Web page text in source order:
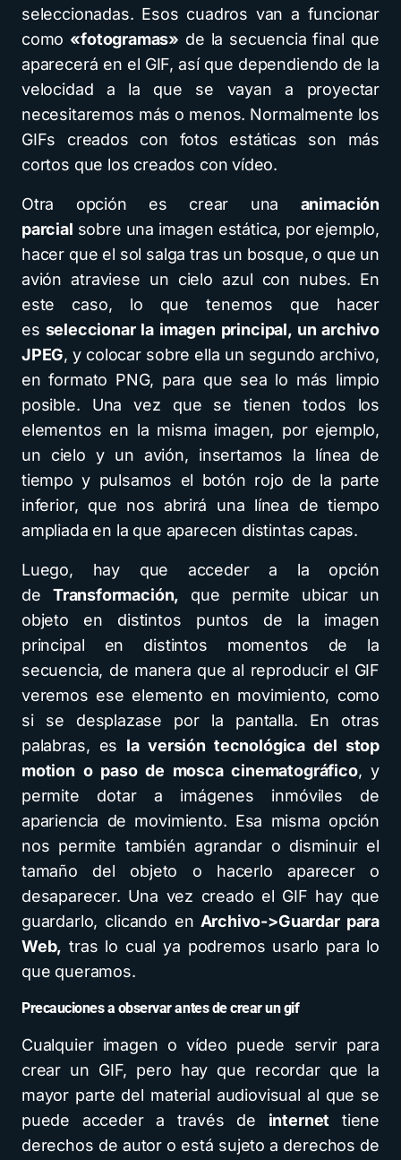
seleccionadas. Esos cuadros van a funcionar
como «fotogramas» de la secuencia final que
aparecerá en el GIF, así que dependiendo de la
velocidad a la que se vayan a proyectar
necesitaremos más o menos. Normalmente los
GIFs creados con fotos estáticas son más
cortos que los creados con vídeo.
Otra opción es crear una animación
parcial sobre una imagen estática, por ejemplo,
hacer que el sol salga tras un bosque, o que un
avión atraviese un cielo azul con nubes. En
este caso, lo que tenemos que hacer
es seleccionar la imagen principal, un archivo
JPEG, y colocar sobre ella un segundo archivo,
en formato PNG, para que sea lo más limpio
posible. Una vez que se tienen todos los
elementos en la misma imagen, por ejemplo,
un cielo y un avión, insertamos la línea de
tiempo y pulsamos el botón rojo de la parte
inferior, que nos abrirá una línea de tiempo
ampliada en la que aparecen distintas capas.
Luego, hay que acceder a la opción
de Transformación, que permite ubicar un
objeto en distintos puntos de la imagen
principal en distintos momentos de la
secuencia, de manera que al reproducir el GIF
veremos ese elemento en movimiento, como
si se desplazase por la pantalla. En otras
palabras, es la versión tecnológica del stop
motion o paso de mosca cinematográfico, y
permite dotar a imágenes inmóviles de
apariencia de movimiento. Esa misma opción
nos permite también agrandar o disminuir el
tamaño del objeto o hacerlo aparecer o
desaparecer. Una vez creado el GIF hay que
guardarlo, clicando en Archivo->Guardar para
Web, tras lo cual ya podremos usarlo para lo
que queramos.
Precauciones a observar antes de crear un gif
Cualquier imagen o vídeo puede servir para
crear un GIF, pero hay que recordar que la
mayor parte del material audiovisual al que se
puede acceder a través de internet tiene
derechos de autor o está sujeto a derechos de